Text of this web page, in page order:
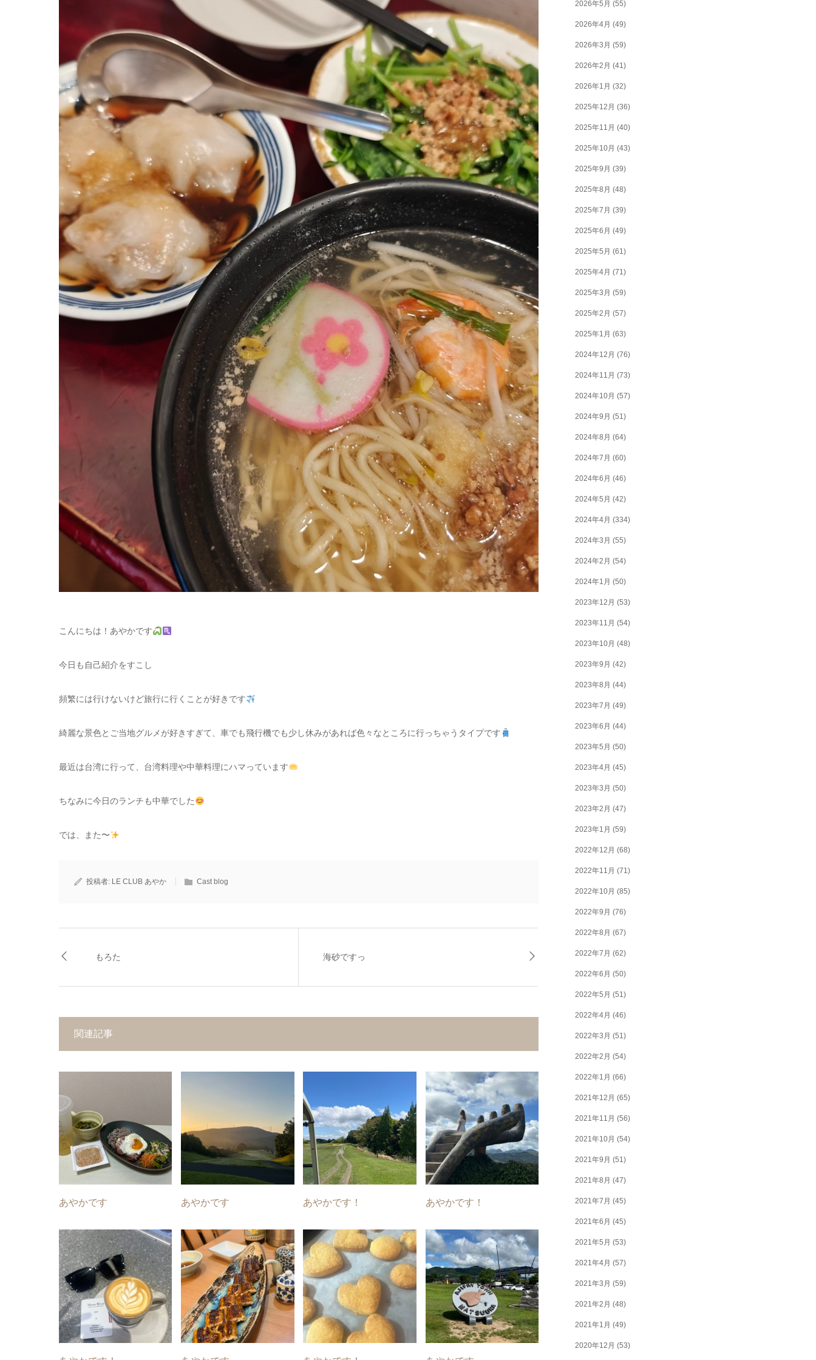
こんにちは！あやかです
今日も自己紹介をすこし
頻繁には行けないけど旅行に行くことが好きです
綺麗な景色とご当地グルメが好きすぎて、車でも飛行機でも少し休みがあれば色々なところに行っちゃうタイプです
最近は台湾に行って、台湾料理や中華料理にハマっています
ちなみに今日のランチも中華でした
では、また〜
投稿者: LE CLUB あやか Cast blog
もろた 海砂ですっ
関連記事
あやかです あやかです あやかです！ あやかです！
2026年5月 (55)
2026年4月 (49)
2026年3月 (59)
2026年2月 (41)
2026年1月 (32)
2025年12月 (36)
2025年11月 (40)
2025年10月 (43)
2025年9月 (39)
2025年8月 (48)
2025年7月 (39)
2025年6月 (49)
2025年5月 (61)
2025年4月 (71)
2025年3月 (59)
2025年2月 (57)
2025年1月 (63)
2024年12月 (76)
2024年11月 (73)
2024年10月 (57)
2024年9月 (51)
2024年8月 (64)
2024年7月 (60)
2024年6月 (46)
2024年5月 (42)
2024年4月 (334)
2024年3月 (55)
2024年2月 (54)
2024年1月 (50)
2023年12月 (53)
2023年11月 (54)
2023年10月 (48)
2023年9月 (42)
2023年8月 (44)
2023年7月 (49)
2023年6月 (44)
2023年5月 (50)
2023年4月 (45)
2023年3月 (50)
2023年2月 (47)
2023年1月 (59)
2022年12月 (68)
2022年11月 (71)
2022年10月 (85)
2022年9月 (76)
2022年8月 (67)
2022年7月 (62)
2022年6月 (50)
2022年5月 (51)
2022年4月 (46)
2022年3月 (51)
2022年2月 (54)
2022年1月 (66)
2021年12月 (65)
2021年11月 (56)
2021年10月 (54)
2021年9月 (51)
2021年8月 (47)
2021年7月 (45)
2021年6月 (45)
2021年5月 (53)
2021年4月 (57)
2021年3月 (59)
2021年2月 (48)
2021年1月 (49)
2020年12月 (53)